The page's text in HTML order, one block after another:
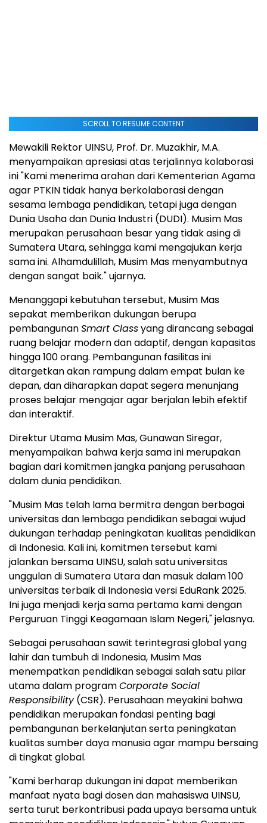
SCROLL TO RESUME CONTENT
Mewakili Rektor UINSU, Prof. Dr. Muzakhir, M.A.
menyampaikan apresiasi atas terjalinnya kolaborasi
ini "Kami menerima arahan dari Kementerian Agama
agar PTKIN tidak hanya berkolaborasi dengan
sesama lembaga pendidikan, tetapi juga dengan
Dunia Usahadan Dunia Industri (DUDI). Musim Mas
merupakan perusahaan besar yang tidak asing di
Sumatera Utara, sehingga kami mengajukan kerja
sama ini. Alhamdulillah, Musim Mas menyambutnya
dengan sangat baik." ujarnya.
Menanggapi kebutuhan tersebut, Musim Mas
sepakat memberikan dukungan berupa
pembangunanSmart Classyang dirancang sebagai
ruang belajar modern dan adaptif, dengan kapasitas
hingga 100 orang. Pembangunan fasilitas ini
ditargetkan akan rampung dalam empat bulan ke
depan, dan diharapkan dapat segera menunjang
proses belajar mengajar agar berjalan lebih efektif
dan interaktif.
Direktur Utama Musim Mas,Gunawan Siregar,
menyampaikan bahwa kerja sama ini merupakan
bagian dari komitmen jangka panjang perusahaan
dalam dunia pendidikan.
"Musim Mas telah lama bermitra dengan berbagai
universitas dan lembaga pendidikan sebagai wujud
dukungan terhadap peningkatan kualitas pendidikan
di Indonesia. Kali ini, komitmen tersebut kami
jalankan bersama UINSU, salah satu universitas
unggulan di Sumatera Utara dan masuk dalam 100
universitas terbaik di Indonesiaversi EduRank 2025.
Ini juga menjadi kerja sama pertama kami dengan
Perguruan Tinggi Keagamaan Islam Negeri," jelasnya.
Sebagai perusahaan sawit terintegrasi global yang
lahir dan tumbuh di Indonesia, Musim Mas
menempatkan pendidikan sebagai salah satu pilar
utama dalam programCorporate Social
Responsibility(CSR). Perusahaan meyakini bahwa
pendidikan merupakan fondasi penting bagi
pembangunan berkelanjutan serta peningkatan
kualitas sumber daya manusia agar mampu bersaing
di tingkat global.
"Kami berharap dukungan ini dapat memberikan
manfaat nyata bagi dosen dan mahasiswa UINSU,
serta turut berkontribusi pada upaya bersama untuk